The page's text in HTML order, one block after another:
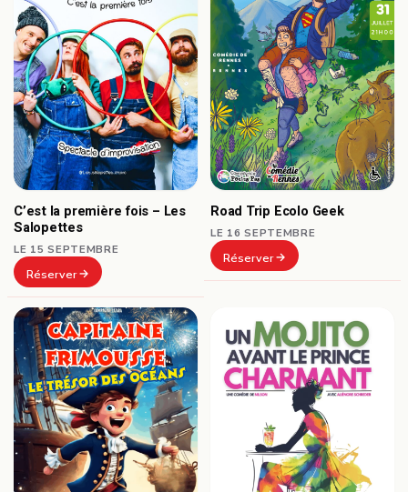
C’est la première fois – Les
Salopettes
LE 15 SEPTEMBRE
Réserver
Road Trip Ecolo Geek
LE 16 SEPTEMBRE
Réserver